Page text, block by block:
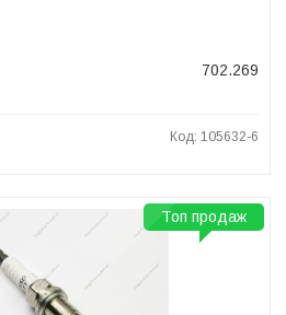
702.269
Код: 105632-6
Топ продаж